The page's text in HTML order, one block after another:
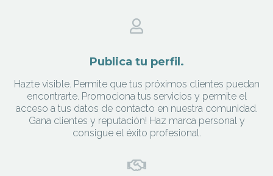
Publica tu perfil.
Hazte visible. Permite que tus próximos clientes puedan
encontrarte. Promociona tus servicios y permite el
acceso a tus datos de contacto en nuestra comunidad.
Gana clientes y reputación! Haz marca personal y
consigue el éxito profesional.